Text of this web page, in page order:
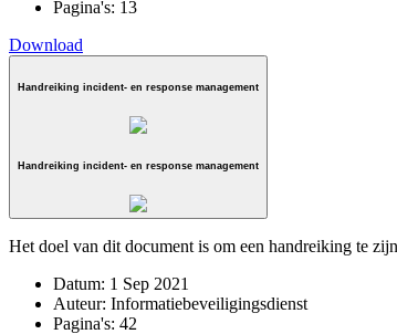
Pagina's: 13
Download
Handreiking incident- en response management
Handreiking incident- en response management
Het doel van dit document is om een handreiking te
Datum: 1 Sep 2021
Auteur: Informatiebeveiligingsdienst
Pagina's: 42